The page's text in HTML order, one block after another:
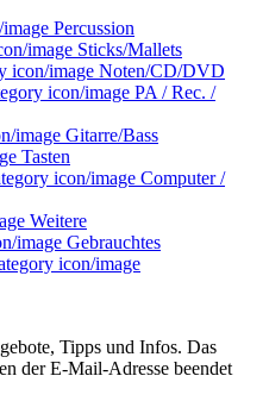
Percussion
Sticks/Mallets
Noten/CD/DVD
PA / Rec. /
Gitarre/Bass
Tasten
Computer /
Weitere
Gebrauchtes
Tipps und Infos. Das
der E-Mail-Adresse beendet